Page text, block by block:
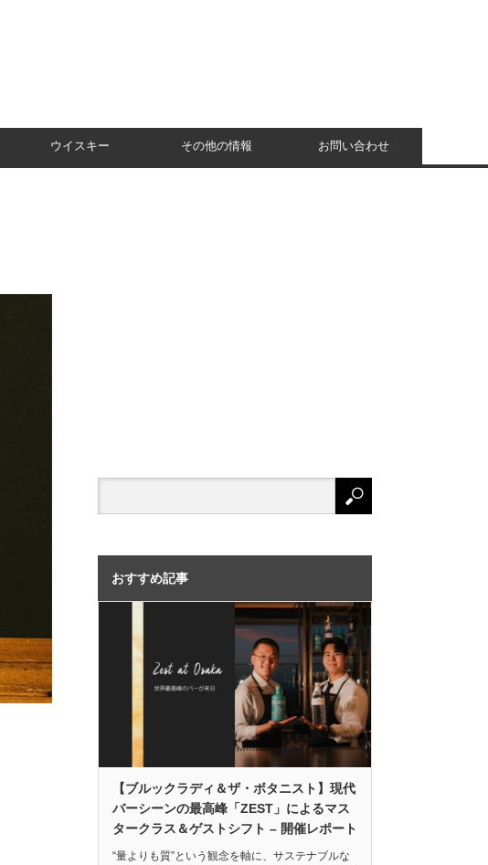
ウイスキー その他の情報 お問い合わせ
おすすめ記事
【ブルックラディ＆ザ・ボタニスト】現代
バーシーンの最高峰「ZEST」によるマス
タークラス＆ゲストシフト – 開催レポート
“量よりも質”という観念を軸に、サステナブルな